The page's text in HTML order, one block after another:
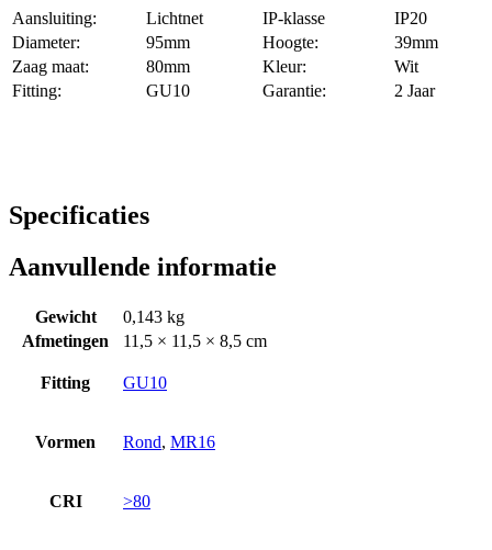
Aansluiting: Lichtnet IP-klasse
IP20
Diameter:
95mm Hoogte:
39mm
Zaag maat:
80mm Kleur:
Wit
Fitting:
GU10 Garantie: 2 Jaar
Specificaties
Aanvullende informatie
Gewicht
0,143 kg
Afmetingen
11,5 × 11,5 × 8,5 cm
Fitting GU10
Vormen Rond, MR16
CRI >80